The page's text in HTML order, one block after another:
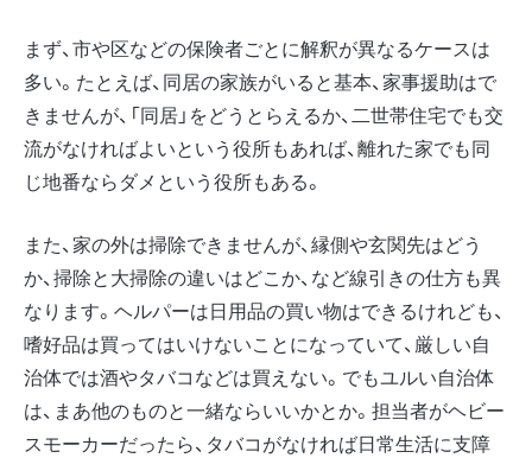
まず、市や区などの保険者ごとに解釈が異なるケースは
多い。たとえば、同居の家族がいると基本、家事援助はで
きませんが、「同居」をどうとらえるか、二世帯住宅でも交
流がなければよいという役所もあれば、離れた家でも同
じ地番ならダメという役所もある。
また、家の外は掃除できませんが、縁側や玄関先はどう
か、掃除と大掃除の違いはどこか、など線引きの仕方も異
なります。ヘルパーは日用品の買い物はできるけれども、
嗜好品は買ってはいけないことになっていて、厳しい自
治体では酒やタバコなどは買えない。でもユルい自治体
は、まあ他のものと一緒ならいいかとか。担当者がヘビー
スモーカーだったら、タバコがなければ日常生活に支障